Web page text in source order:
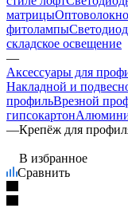
матрицыОптоволокно
фитолампы
складское освещение
—
Аксессуары для
Накладной и
профильВрезной
гипсокартон
—Крепёж для
В избранное
Сравнить